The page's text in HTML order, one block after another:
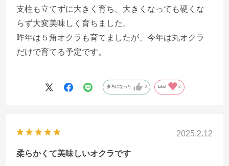
支柱も立てずに大きく育ち、大きくなっても硬くな
らず大変美味しく育ちました。
昨年は５角オクラも育てましたが、今年は丸オクラ
だけで育てる予定です。
参考になった 3 Like! 2
2025.2.12
柔らかくて美味しいオクラです